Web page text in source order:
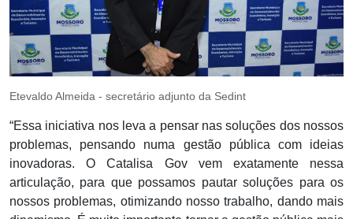
Etevaldo Almeida - secretário adjunto da Sedint
“Essa iniciativa nos leva a pensar nas soluções dos nossos
problemas, pensando numa gestão pública com ideias
inovadoras. O Catalisa Gov vem exatamente nessa
articulação, para que possamos pautar soluções para os
nossos problemas, otimizando nosso trabalho, dando mais